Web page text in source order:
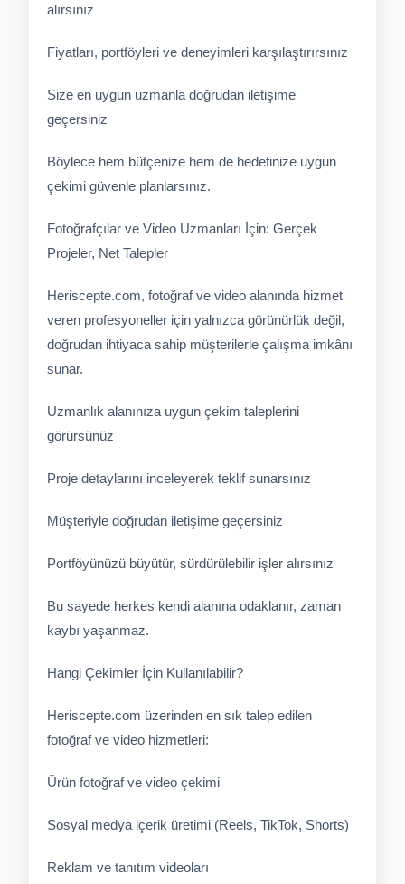
alırsınız
Fiyatları, portföyleri ve deneyimleri karşılaştırırsınız
Size en uygun uzmanla doğrudan iletişime
geçersiniz
Böylece hem bütçenize hem de hedefinize uygun
çekimi güvenle planlarsınız.
Fotoğrafçılar ve Video Uzmanları İçin: Gerçek
Projeler, Net Talepler
Heriscepte.com, fotoğraf ve video alanında hizmet
veren profesyoneller için yalnızca görünürlük değil,
doğrudan ihtiyaca sahip müşterilerle çalışma imkânı
sunar.
Uzmanlık alanınıza uygun çekim taleplerini
görürsünüz
Proje detaylarını inceleyerek teklif sunarsınız
Müşteriyle doğrudan iletişime geçersiniz
Portföyünüzü büyütür, sürdürülebilir işler alırsınız
Bu sayede herkes kendi alanına odaklanır, zaman
kaybı yaşanmaz.
Hangi Çekimler İçin Kullanılabilir?
Heriscepte.com üzerinden en sık talep edilen
fotoğraf ve video hizmetleri:
Ürün fotoğraf ve video çekimi
Sosyal medya içerik üretimi (Reels, TikTok, Shorts)
Reklam ve tanıtım videoları